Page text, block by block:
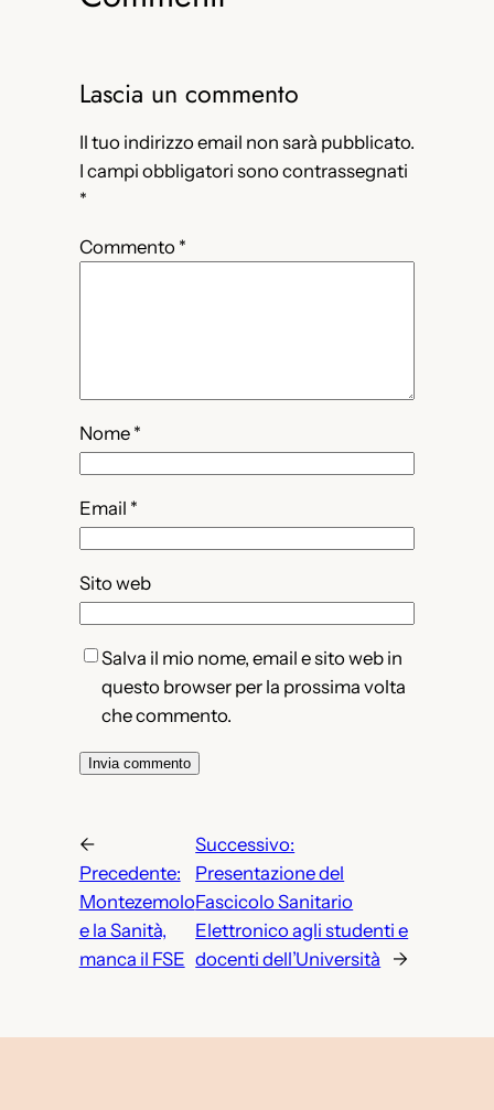
Lascia un commento
Il tuo indirizzo email non sarà pubblicato.
I campi obbligatori sono contrassegnati
*
Commento *
Nome *
Email *
Sito web
Salva il mio nome, email e sito web in
questo browser per la prossima volta
che commento.
←
Precedente:
Montezemolo
e la Sanità,
manca il FSE
Successivo:
Presentazione del
Fascicolo Sanitario
Elettronico agli studenti e
docenti dell’Università
→